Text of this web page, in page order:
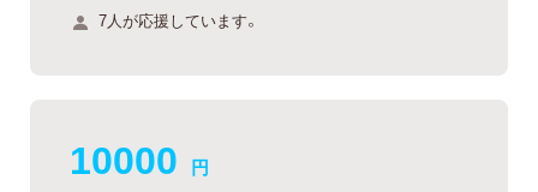
7人が応援しています。
10000 円